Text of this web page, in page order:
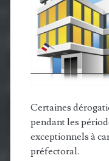
Certaines
pendant les
exceptionnels à
préfectoral.